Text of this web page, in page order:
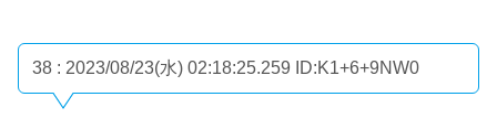
38 : 2023/08/23(水) 02:18:25.259 ID:K1+6+9NW0